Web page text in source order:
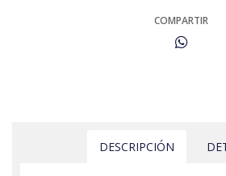
COMPARTIR
DESCRIPCIÓN